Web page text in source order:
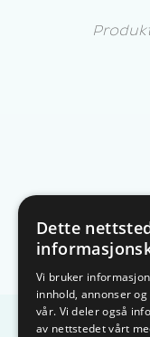
Dette
Vi bruker
innhold, annonser
vår. Vi deler også
av nettstedet vårt